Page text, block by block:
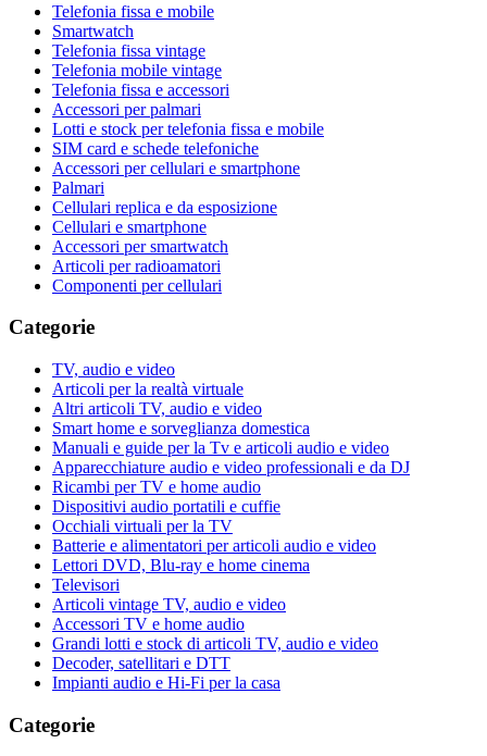
Telefonia fissa e mobile
Smartwatch
Telefonia fissa vintage
Telefonia mobile vintage
Telefonia fissa e accessori
Accessori per palmari
Lotti e stock per telefonia fissa e mobile
SIM card e schede telefoniche
Accessori per cellulari e smartphone
Palmari
Cellulari replica e da esposizione
Cellulari e smartphone
Accessori per smartwatch
Articoli per radioamatori
Componenti per cellulari
Categorie
TV, audio e video
Articoli per la realtà virtuale
Altri articoli TV, audio e video
Smart home e sorveglianza domestica
Manuali e guide per la Tv e articoli audio e video
Apparecchiature audio e video professionali e da DJ
Ricambi per TV e home audio
Dispositivi audio portatili e cuffie
Occhiali virtuali per la TV
Batterie e alimentatori per articoli audio e video
Lettori DVD, Blu-ray e home cinema
Televisori
Articoli vintage TV, audio e video
Accessori TV e home audio
Grandi lotti e stock di articoli TV, audio e video
Decoder, satellitari e DTT
Impianti audio e Hi-Fi per la casa
Categorie